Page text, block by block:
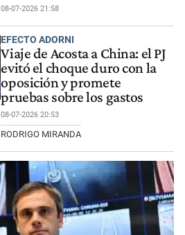
08-07-2026 21:58
EFECTO ADORNI
Viaje de Acosta a China: el PJ
evitó el choque duro con la
oposición y promete
pruebas sobre los gastos
08-07-2026 20:53
RODRIGO MIRANDA